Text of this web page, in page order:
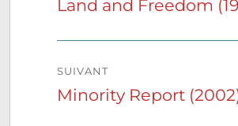
Publication
Land and Freedom
SUIVANT
Publication
Minority Report